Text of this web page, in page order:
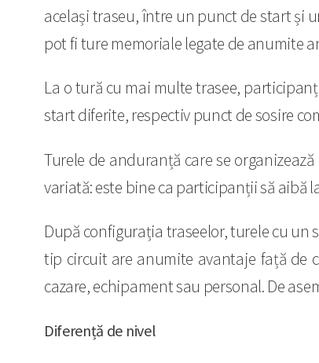
același traseu, între un punct de start și
pot fi ture memoriale legate de anumite
La o tură cu mai multe trasee,
start diferite, respectiv punct de sosire
Turele de anduranță care se
variată: este bine ca participanții să aibă
După configurația traseelor, turele cu un
tip circuit are anumite avantaje față de
cazare, echipament sau personal. De
Diferență de nivel